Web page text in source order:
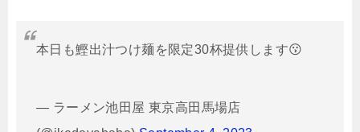
本日も鰹出汁つけ麺を限定30杯提供します😗
— ラーメン池田屋 東京高田馬場店